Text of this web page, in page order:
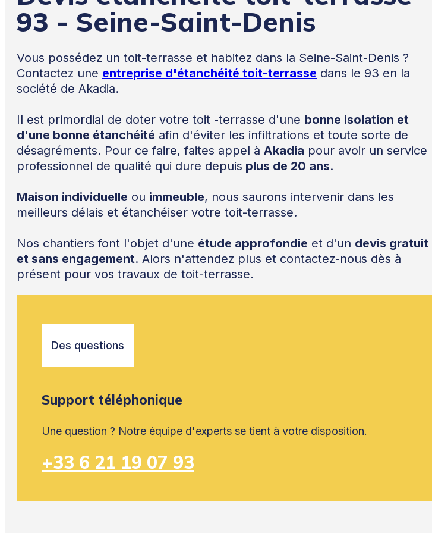
93 - Seine-Saint-Denis
Vous possédez un toit-terrasse et habitez dans la Seine-Saint-Denis ?
Contactez une entreprise d'étanchéité toit-terrasse dans le 93 en la
société de Akadia.
Il est primordial de doter votre toit -terrasse d'une bonne isolation et
d'une bonne étanchéité afin d'éviter les infiltrations et toute sorte de
désagréments. Pour ce faire, faites appel à Akadia pour avoir un service
professionnel de qualité qui dure depuis plus de 20 ans.
Maison individuelle ou immeuble, nous saurons intervenir dans les
meilleurs délais et étanchéiser votre toit-terrasse.
Nos chantiers font l'objet d'une étude approfondie et d'un devis gratuit
et sans engagement. Alors n'attendez plus et contactez-nous dès à
présent pour vos travaux de toit-terrasse.
Des questions
Support téléphonique
Une question ? Notre équipe d'experts se tient à votre disposition.
+33 6 21 19 07 93